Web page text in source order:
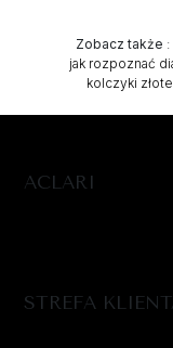
Zobacz także :
jak rozpoznać
kolczyki
ACLARI
STREFA